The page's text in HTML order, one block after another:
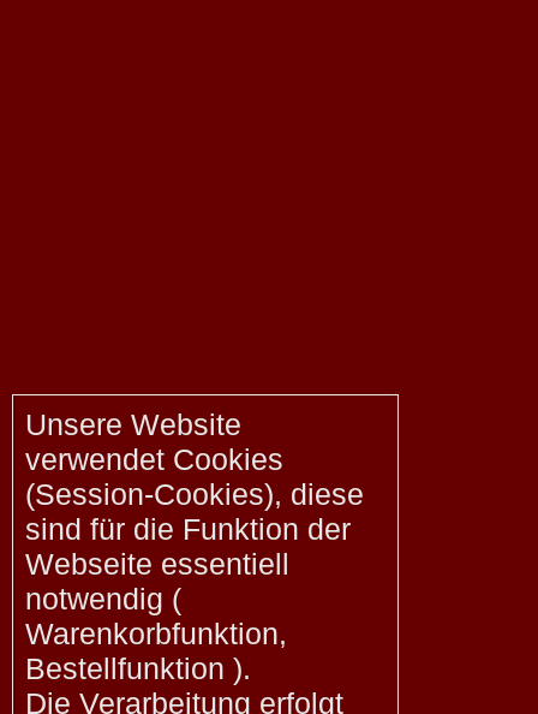
Unsere Website
verwendet Cookies
(Session-Cookies), diese
sind für die Funktion der
Webseite essentiell
notwendig (
Warenkorbfunktion,
Bestellfunktion ).
Die Verarbeitung erfolgt